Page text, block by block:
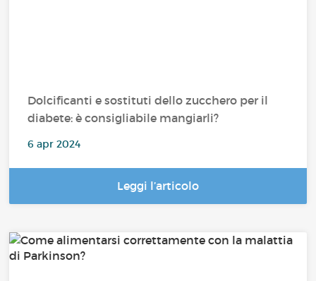
Dolcificanti e sostituti dello zucchero per il
diabete: è consigliabile mangiarli?
6 apr 2024
Leggi l’articolo